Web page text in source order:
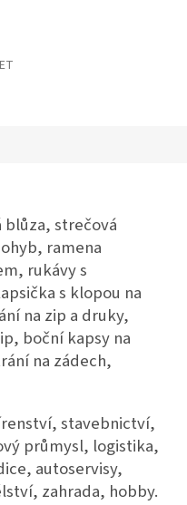
blůza, strečová
ramena
rukávy s
s klopou na
na zip a druky,
boční kapsy na
na zádech,
stavebnictví,
průmysl, logistika,
autoservisy,
zahrada, hobby.